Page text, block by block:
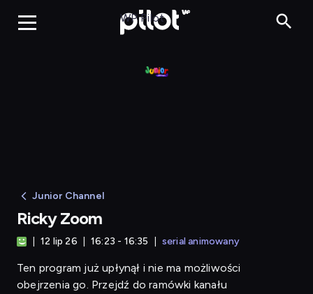
Ricky Zoom
WP Pilot
Junior Channel
Ricky Zoom
12 lip 26 16:23 - 16:35 serial animowany
Ten program już upłynął i nie ma możliwości
obejrzenia go. Przejdź do ramówki kanału